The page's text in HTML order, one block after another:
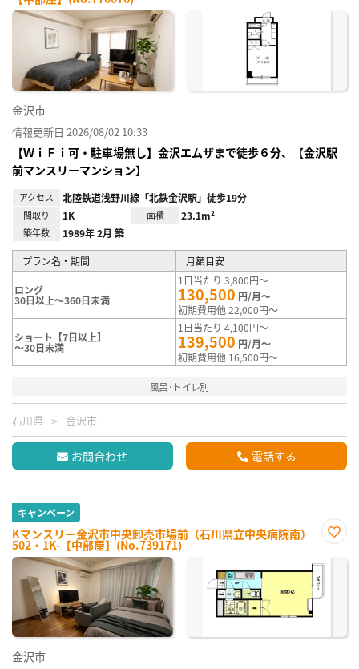
に入
金沢市
情報更新日 2026/08/02 10:33
【ＷｉＦｉ可・駐車場無し】金沢エムザまで徒歩６分、【金沢駅
前マンスリーマンション】
アクセス 北陸鉄道浅野川線「北鉄金沢駅」徒歩19分
間取り 1K 面積 23.1m²
築年数 1989年 2月 築
プラン名・期間 月額目安
ロング
30日以上～360日未満
1日当たり 3,800円～
130,500 円/月～
初期費用他 22,000円～
ショート【7日以上】
～30日未満
1日当たり 4,100円～
139,500 円/月～
初期費用他 16,500円～
風呂･トイレ別
石川県 金沢市
お問合わせ 電話する
キャンペーン
Kマンスリー金沢市中央卸売市場前（石川県立中央病院南）
502・1K-【中部屋】(No.739171)
に入
金沢市